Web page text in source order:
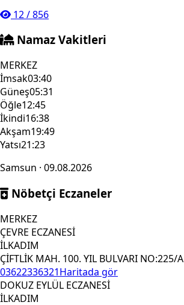
12/856
Namaz Vakitleri
MERKEZ
İmsak03:40
Güneş05:31
Öğle12:45
İkindi16:38
Akşam19:49
Yatsı21:23
Samsun · 09.08.2026
Nöbetçi Eczaneler
MERKEZ
ÇEVRE ECZANESİ
İLKADIM
ÇİFTLİK MAH. 100. YIL BULVARI NO:225/A
03622336321Haritada gör
DOKUZ EYLÜL ECZANESİ
İLKADIM